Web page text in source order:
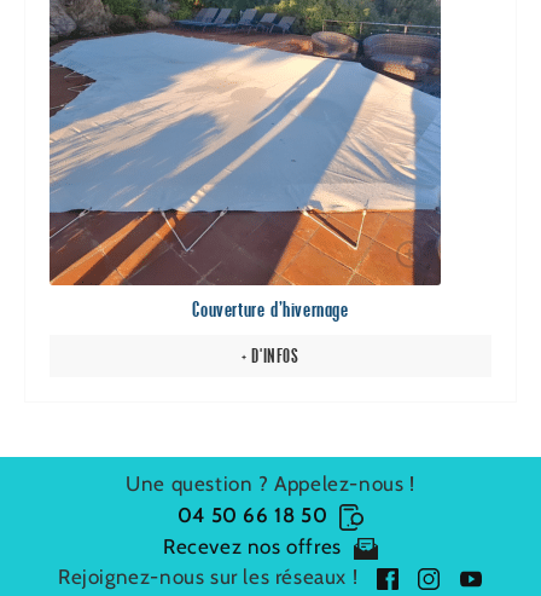
Couverture d’hivernage
variations.
Les
options
peuvent
être
choisies
sur
la
page
+ D'INFOS
Une question ? Appelez-nous !
04 50 66 18 50
Recevez nos offres
Rejoignez-nous sur les réseaux !